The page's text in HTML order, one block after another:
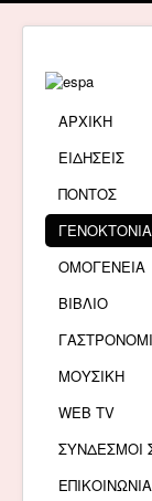
ΑΡΧΙΚΗ
ΕΙΔΗΣΕΙΣ
ΠΟΝΤΟΣ
ΓΕΝΟΚΤΟΝΙΑ
ΟΜΟΓΕΝΕΙΑ
ΒΙΒΛΙΟ
ΜΟΥΣΙΚΗ
WEB TV
ΣΥΝΔΕΣΜΟΙ
ΕΠΙΚΟΙΝΩΝΙΑ